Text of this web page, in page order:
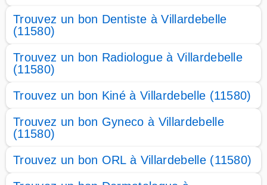
Trouvez un bon Dentiste à Villardebelle
(11580)
Trouvez un bon Radiologue à Villardebelle
(11580)
Trouvez un bon Kiné à Villardebelle (11580)
Trouvez un bon Gyneco à Villardebelle
(11580)
Trouvez un bon ORL à Villardebelle (11580)